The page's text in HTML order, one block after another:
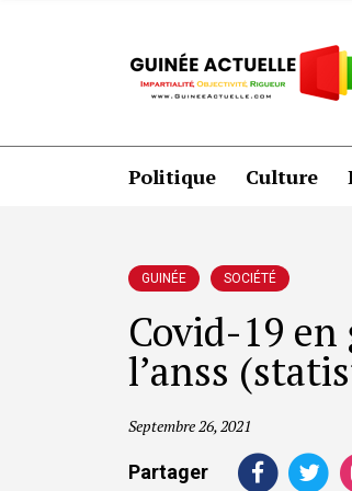
Politique Culture
GUINÉE SOCIÉTÉ
Covid-19
l’anss
Septembre 26, 2021
Partager